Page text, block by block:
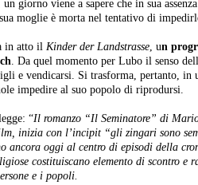
un giorno viene a sapere che in sua
moglie è morta nel tentativo di
in atto il Kinder der Landstrasse, un
. Da quel momento per Lubo il senso
e vendicarsi. Si trasforma, pertanto, in
impedire al suo popolo di riprodursi.
“Il romanzo “Il Seminatore” di
inizia con l’incipit “gli zingari sono
ancora oggi al centro di episodi della
costituiscano elemento di scontro
e i popoli.